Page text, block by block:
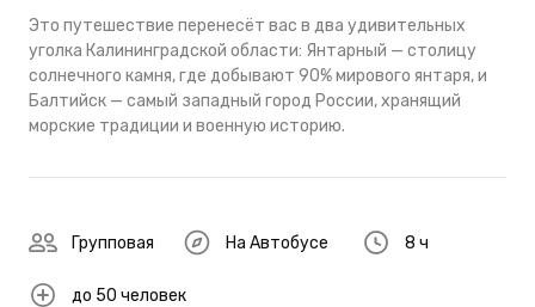
Это путешествие перенесёт вас в два удивительных
уголка Калининградской области: Янтарный — столицу
солнечного камня, где добывают 90% мирового янтаря, и
Балтийск — самый западный город России, хранящий
морские традиции и военную историю.
Групповая На Автобусе 8 ч
до 50 человек